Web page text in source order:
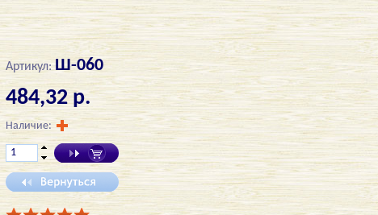
Артикул:Ш-060
484,32 р.
Наличие: